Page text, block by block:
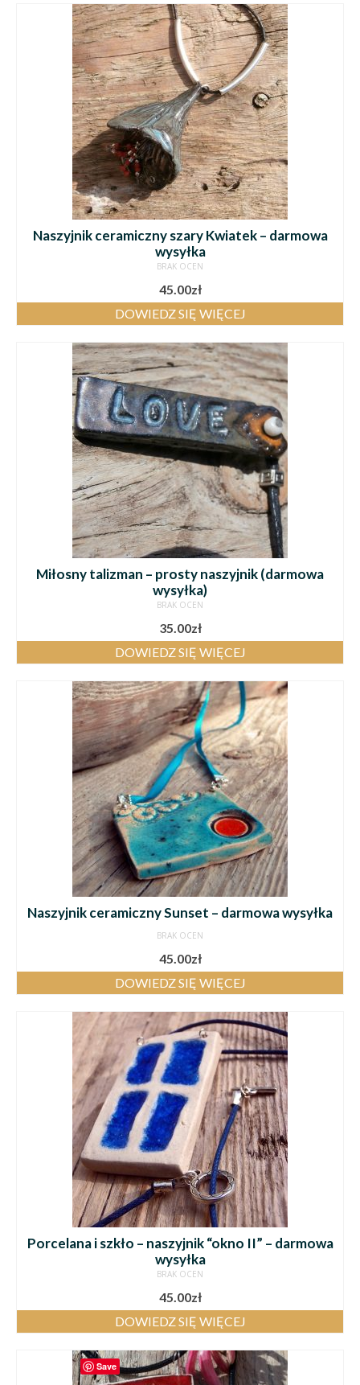
Naszyjnik ceramiczny szary Kwiatek – darmowa
wysyłka
BRAK OCEN
45.00zł
DOWIEDZ SIĘ WIĘCEJ
Miłosny talizman – prosty naszyjnik (darmowa
wysyłka)
BRAK OCEN
35.00zł
DOWIEDZ SIĘ WIĘCEJ
Naszyjnik ceramiczny Sunset – darmowa wysyłka
BRAK OCEN
45.00zł
DOWIEDZ SIĘ WIĘCEJ
Porcelana i szkło – naszyjnik “okno II” – darmowa
wysyłka
BRAK OCEN
45.00zł
DOWIEDZ SIĘ WIĘCEJ
Save